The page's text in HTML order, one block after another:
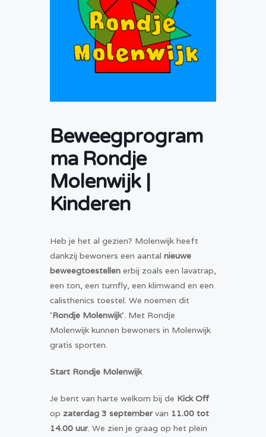
Beweegprogram
ma Rondje
Molenwijk |
Kinderen
Heb je het al gezien? Molenwijk heeft
dankzij bewoners een aantal nieuwe
beweegtoestellen erbij zoals een lavatrap,
een ton, een turnfly, een klimwand en een
calisthenics toestel. We noemen dit
‘Rondje Molenwijk‘. Met Rondje
Molenwijk kunnen bewoners in Molenwijk
gratis sporten.
Start Rondje Molenwijk
Je bent van harte welkom bij de Kick Off
op zaterdag 3 septembervan 11.00 tot
14.00 uur. We zien je graag op het plein